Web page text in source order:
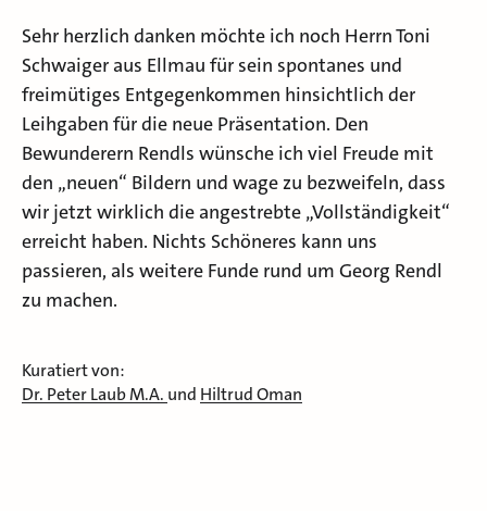
Sehr herzlich danken möchte ich noch Herrn Toni
Schwaiger aus Ellmau für sein spontanes und
freimütiges Entgegenkommen hinsichtlich der
Leihgaben für die neue Präsentation. Den
Bewunderern Rendls wünsche ich viel Freude mit
den „neuen“ Bildern und wage zu bezweifeln, dass
wir jetzt wirklich die angestrebte „Vollständigkeit“
erreicht haben. Nichts Schöneres kann uns
passieren, als weitere Funde rund um Georg Rendl
zu machen.
Kuratiert von:
Dr. Peter Laub M.A. und Hiltrud Oman